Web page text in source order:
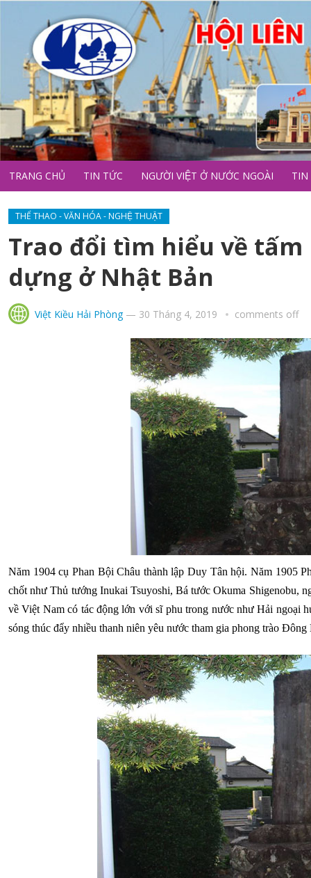
TRANG CHỦ TIN TỨC NGƯỜI VIỆT Ở NƯỚC NGOÀI TIN
THỂ THAO - VĂN HÓA - NGHỆ THUẬT
Trao đổi tìm hiểu về tấm
dựng ở Nhật Bản
Việt Kiều Hải Phòng— 30 Tháng 4, 2019 comments off
Năm 1904 cụ Phan Bội Châu thành lập Duy Tân hội. Năm 1905
chốt như Thủ tướng Inukai Tsuyoshi, Bá tước Okuma Shigenobu,
về Việt Nam có tác động lớn với sĩ phu trong nước như Hải
sóng thúc đẩy nhiều thanh niên yêu nước tham gia phong trào